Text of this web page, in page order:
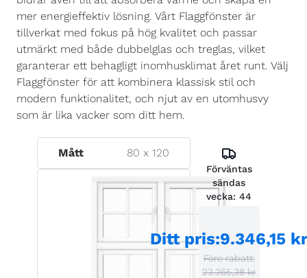
mer energieffektiv lösning. Vårt Flaggfönster är
tillverkat med fokus på hög kvalitet och passar
utmärkt med både dubbelglas och treglas, vilket
garanterar ett behagligt inomhusklimat året runt. Välj
Flaggfönster för att kombinera klassisk stil och
modern funktionalitet, och njut av en utomhusvy
som är lika vacker som ditt hem.
Mått 80 x120
Förväntas
sändas
vecka: 44
Ditt pris:9.346,15
Före rabatt:
23.365,38 kr